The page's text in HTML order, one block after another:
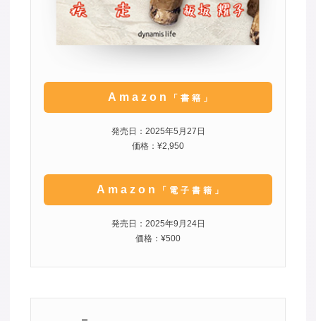
Amazon 「書籍」
発売日：2025年5月27日
価格：¥2,950
Amazon 「電子書籍」
発売日：2025年9月24日
価格：¥500